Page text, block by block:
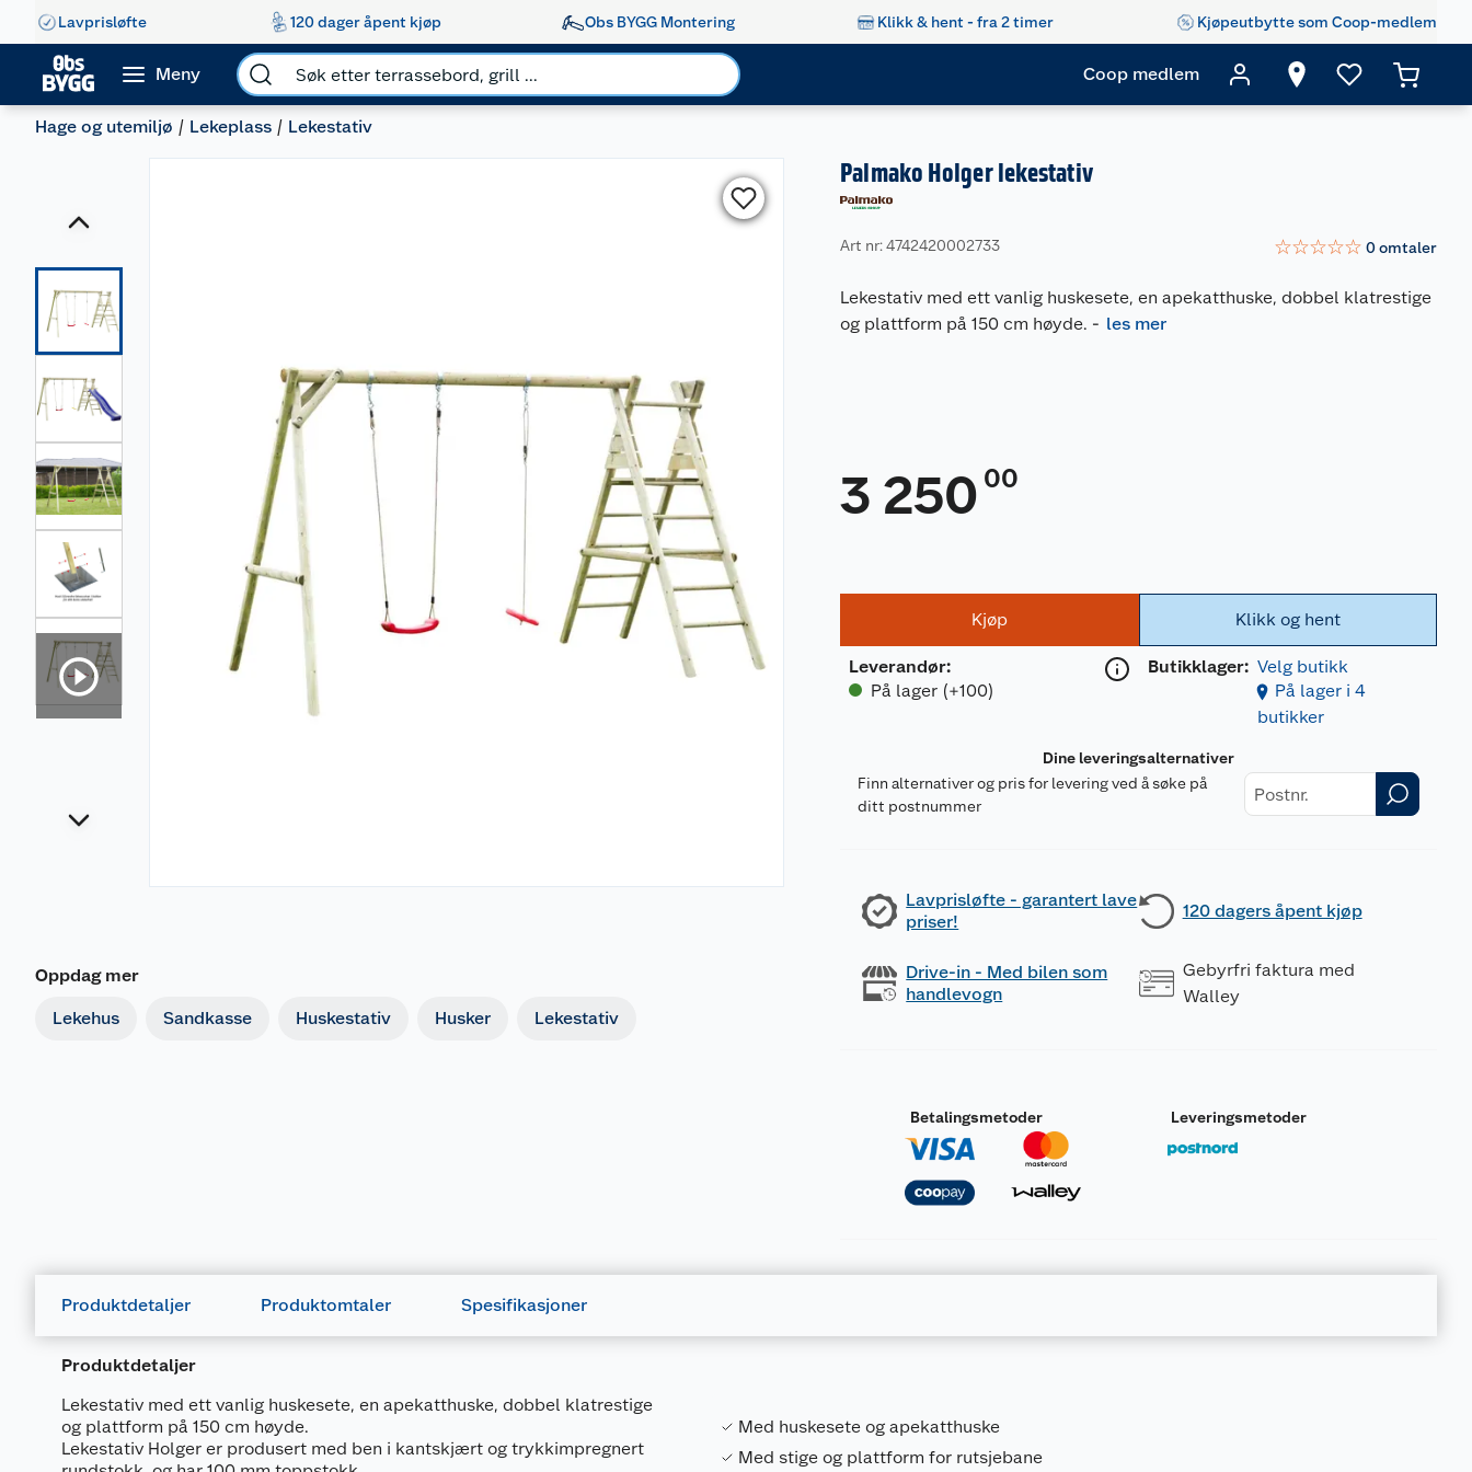
Lavprisløfte 120 dager åpent kjøp Obs BYGG Montering Klikk & hent - fra 2 timer Kjøpeutbytte som Coop-medlem
Meny Coop medlem
Hage og utemiljø Lekeplass Lekestativ
Oppdag mer
Lekehus Sandkasse Huskestativ Husker Lekestativ
Palmako Holger lekestativ
Art nr: 4742420002733 ☆☆☆☆☆ 0omtaler
Lekestativ med ett vanlig huskesete, en apekatthuske, dobbel klatrestige
og plattform på 150 cm høyde. - les mer
3 250 00
Kjøp
Leverandør:
På lager (+100)
Klikk og hent
Butikklager: Velg butikk
På lager i 4
butikker
Dine leveringsalternativer
Finn alternativer og pris for levering ved å søke på
ditt postnummer
Lavprisløfte - garantert lave
priser!
120 dagers åpent kjøp
Drive-in - Med bilen som
handlevogn
Gebyrfri faktura med
Walley
Betalingsmetoder Leveringsmetoder
Produktdetaljer Produktomtaler Spesifikasjoner
Produktdetaljer
Lekestativ med ett vanlig huskesete, en apekatthuske, dobbel klatrestige
og plattform på 150 cm høyde.
Lekestativ Holger er produsert med ben i kantskjært og trykkimpregnert
Med huskesete og apekatthuske
Med stige og plattform for rutsjebane